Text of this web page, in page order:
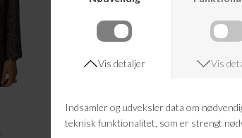
HEARTMADE